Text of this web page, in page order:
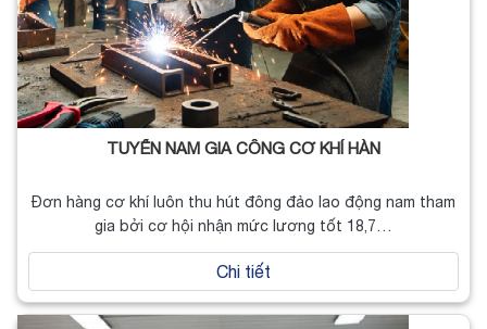
TUYỂN NAM GIA CÔNG CƠ KHÍ HÀN
Đơn hàng cơ khí luôn thu hút đông đảo lao động nam tham
gia bởi cơ hội nhận mức lương tốt 18,7…
Chi tiết